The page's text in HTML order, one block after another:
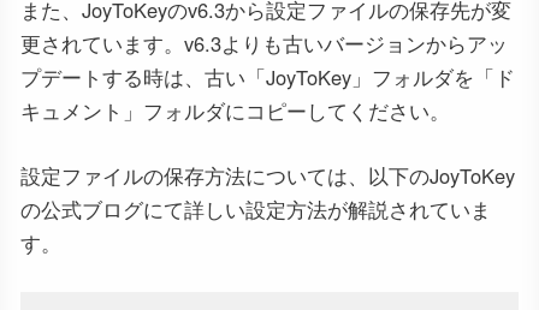
また、JoyToKeyのv6.3から設定ファイルの保存先が変
更されています。v6.3よりも古いバージョンからアッ
プデートする時は、古い「JoyToKey」フォルダを「ド
キュメント」フォルダにコピーしてください。
設定ファイルの保存方法については、以下のJoyToKey
の公式ブログにて詳しい設定方法が解説されていま
す。